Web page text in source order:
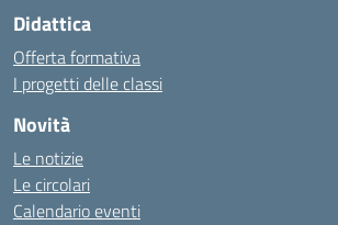
Didattica
Offerta formativa
I progetti delle classi
Novità
Le notizie
Le circolari
Calendario eventi